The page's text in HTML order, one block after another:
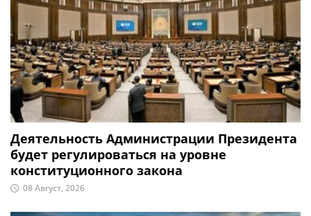
Деятельность Администрации Президента
будет регулироваться на уровне
конституционного закона
08 Август, 2026